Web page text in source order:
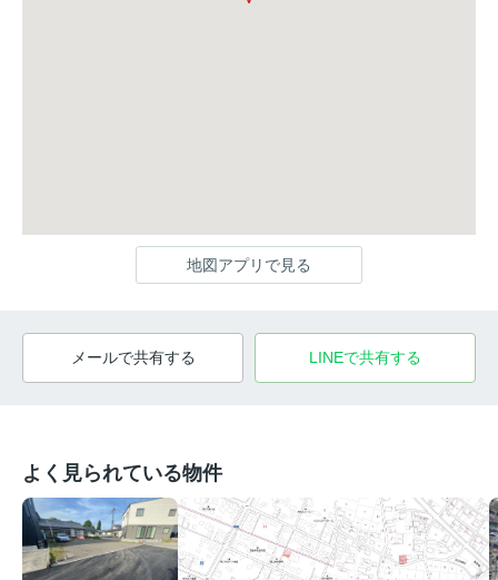
地図アプリで見る
メールで共有する LINEで共有する
よく見られている物件